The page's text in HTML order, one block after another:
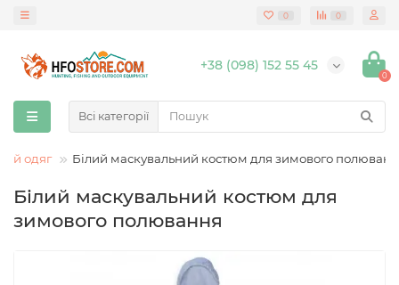
0 0
+38 (098) 152 55 45
0
Всі категорії
одяг Білий маскувальний костюм для зимового
Білий маскувальний костюм для
зимового полювання